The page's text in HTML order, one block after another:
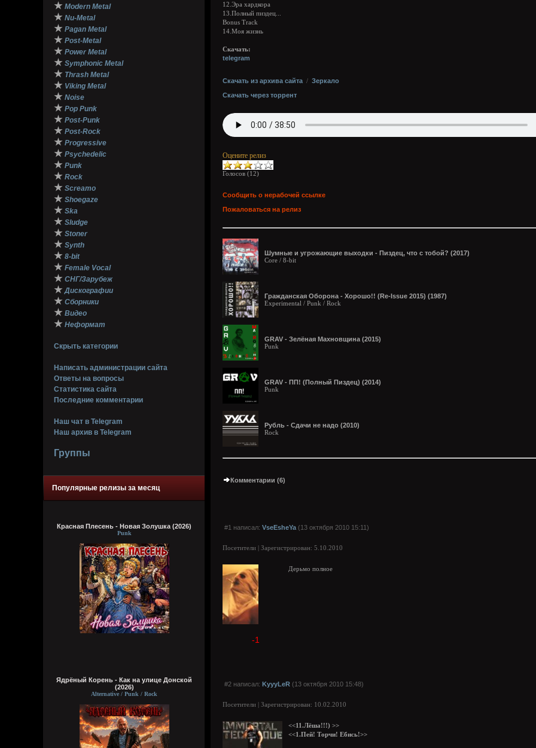
★ Modern Metal
★ Nu-Metal
★ Pagan Metal
★ Post-Metal
★ Power Metal
★ Symphonic Metal
★ Thrash Metal
★ Viking Metal
★ Noise
★ Pop Punk
★ Post-Punk
★ Post-Rock
★ Progressive
★ Psychedelic
★ Punk
★ Rock
★ Screamo
★ Shoegaze
★ Ska
★ Sludge
★ Stoner
★ Synth
★ 8-bit
★ Female Vocal
★ СНГ/Зарубеж
★ Дискографии
★ Сборники
★ Видео
★ Неформат
Скрыть категории
Написать администрации сайта
Ответы на вопросы
Статистика сайта
Последние комментарии
Наш чат в Telegram
Наш архив в Telegram
Группы
Популярные релизы за месяц
Красная Плесень - Новая Золушка (2026)
Punk
Ядрёный Корень - Как на улице Донской
(2026)
Alternative / Punk / Rock
12.Эра хардкора
13.Полный пиздец...
Bonus Track
14.Моя жизнь
Скачать:
telegram
Скачать из архива сайта / Зеркало
Скачать через торрент
Оцените релиз
Голосов (12)
Сообщить о нерабочей ссылке
Пожаловаться на релиз
Шумные и угрожающие выходки - Пиздец, что с тобой? (2017)
Core / 8-bit
Гражданская Оборона - Хорошо!! (Re-Issue 2015) (1987)
Experimental / Punk / Rock
GRAV - Зелёная Махновщина (2015)
Punk
GRAV - ПП! (Полный Пиздец) (2014)
Punk
Рубль - Сдачи не надо (2010)
Rock
Комментарии (6)
#1 написал: VseEsheYa (13 октября 2010 15:11)
Посетители | Зарегистрирован: 5.10.2010
Дерьмо полное
-1
#2 написал: KyyyLeR (13 октября 2010 15:48)
Посетители | Зарегистрирован: 10.02.2010
<<11.Лёша!!!) >>
<<1.Пей! Торчи! Ебись!>>